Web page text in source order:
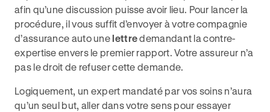
afin qu’une discussion puisse avoir lieu. Pour lancer la
procédure, il vous suffit d’envoyer à votre compagnie
d’assurance auto unelettredemandant la contre-
expertise envers le premier rapport. Votre assureur n’a
pas le droit de refuser cette demande.
Logiquement, un expert mandaté par vos soins n’aura
qu’un seul but, aller dans votre sens pour essayer